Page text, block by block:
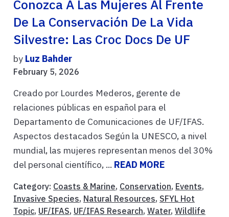
Conozca A Las Mujeres Al Frente
De La Conservación De La Vida
Silvestre: Las Croc Docs De UF
by Luz Bahder
February 5, 2026
Creado por Lourdes Mederos, gerente de
relaciones públicas en español para el
Departamento de Comunicaciones de UF/IFAS.
Aspectos destacados Según la UNESCO, a nivel
mundial, las mujeres representan menos del 30%
del personal científico, ... READ MORE
Category: Coasts & Marine, Conservation, Events,
Invasive Species, Natural Resources, SFYL Hot
Topic, UF/IFAS, UF/IFAS Research, Water, Wildlife